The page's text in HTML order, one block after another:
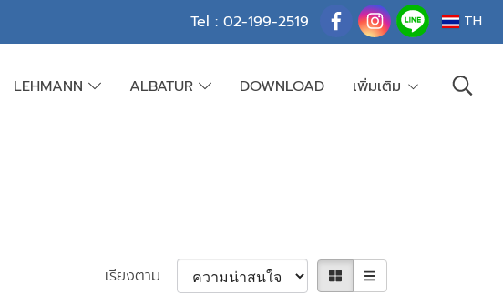
Tel : 02-199-2519 TH
LEHMANN ALBATUR DOWNLOAD เพิ่มเติม
เรียงตาม